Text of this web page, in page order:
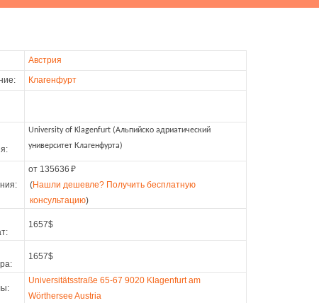
Австрия
Клагенфурт
University of Klagenfurt (Альпийско адриатический
университет Клагенфурта)
от 135636 ₽
(Нашли дешевле? Получить бесплатную
консультацию)
1657$
1657$
Universitätsstraße 65-67 9020 Klagenfurt am
Wörthersee Austria